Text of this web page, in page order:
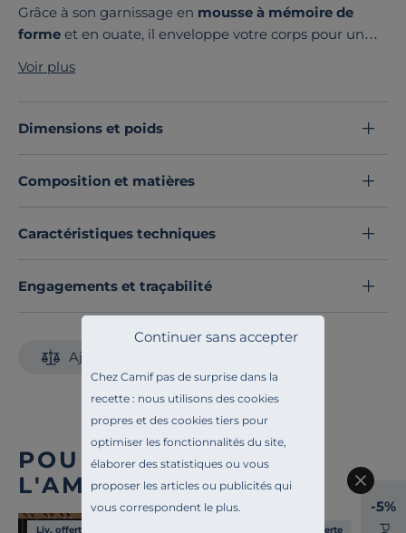
Chez Camif pas de surprise dans la
recette : nous utilisons des cookies
propres et des cookies tiers pour
optimiser les fonctionnalités du site,
élaborer des statistiques ou vous
proposer les articles ou publicités qui
vous correspondent le plus.
Continuer sans accepter
Grâce à son garnissage en mousse à mémoire de
forme et en ouate, il enveloppe votre corps pour un
Son âme est reconnue pour ses
exceptionnelles,elle est de 18cm enmousse haute
résilience
55 kg/m² Ergoflex avec
5 zones de soutien
Ce matelas est compatible avec un lit ou un sommier
électrique.
Voir plus
Dimensions et poids
Composition et matières
Caractéristiques techniques
Engagements et traçabilité
Ajouter au comparateur
POUR COMPLÉTER
L'AMBIANCE
Liv. offerte Liv. offerte
-5%
P